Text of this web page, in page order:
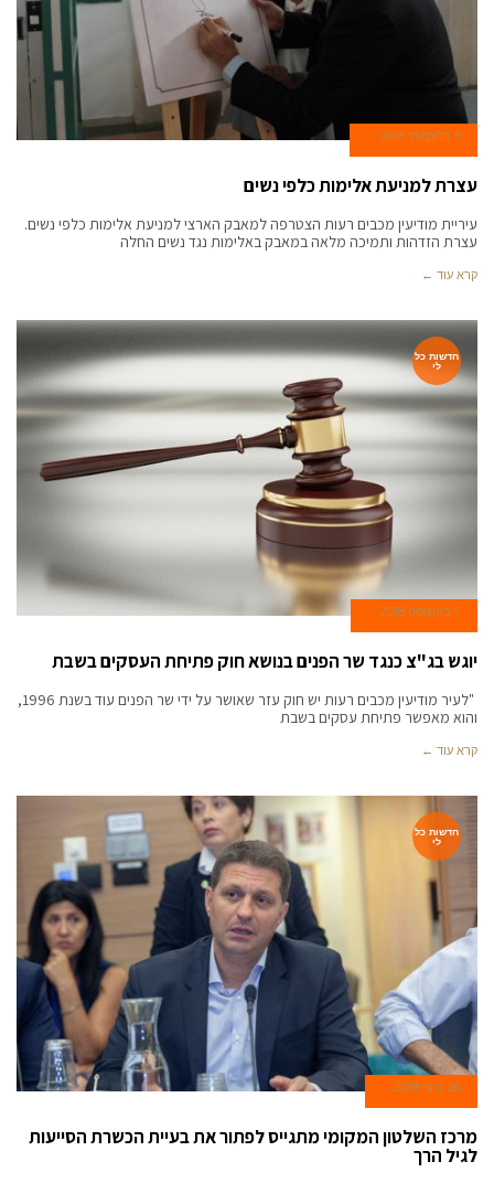
5 בדצמבר 2018
עצרת למניעת אלימות כלפי נשים
עיריית מודיעין מכבים רעות הצטרפה למאבק הארצי למניעת אלימות כלפי נשים.
עצרת הזדהות ותמיכה מלאה במאבק באלימות נגד נשים החלה
קרא עוד ←
חדשות כל
לי
7 באוגוסט 2018
יוגש בג"צ כנגד שר הפנים בנושא חוק פתיחת העסקים בשבת
"לעיר מודיעין מכבים רעות יש חוק עזר שאושר על ידי שר הפנים עוד בשנת 1996,
והוא מאפשר פתיחת עסקים בשבת
קרא עוד ←
חדשות כל
לי
26 ביוני 2018
מרכז השלטון המקומי מתגייס לפתור את בעיית הכשרת הסייעות
לגיל הרך